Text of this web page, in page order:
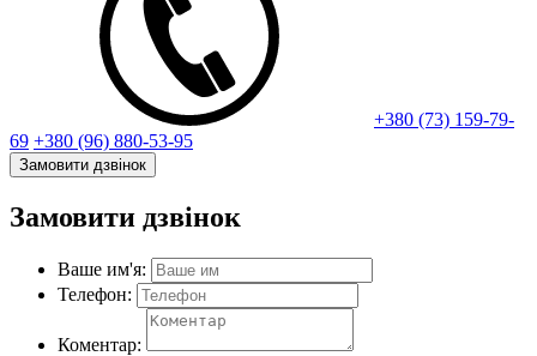
+380 (73) 159-79-
69 +380 (96) 880-53-95
Замовити дзвінок
Замовити дзвінок
Ваше им'я:
Телефон:
Коментар: